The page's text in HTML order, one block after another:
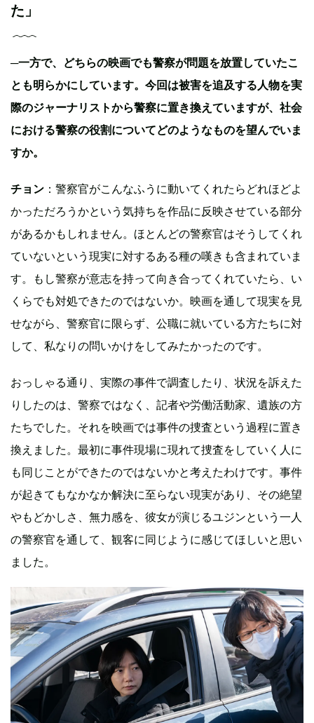
た」
─一方で、どちらの映画でも警察が問題を放置していたこ
とも明らかにしています。今回は被害を追及する人物を実
際のジャーナリストから警察に置き換えていますが、社会
における警察の役割についてどのようなものを望んでいま
すか。
チョン ：警察官がこんなふうに動いてくれたらどれほどよ
かっただろうかという気持ちを作品に反映させている部分
があるかもしれません。ほとんどの警察官はそうしてくれ
ていないという現実に対するある種の嘆きも含まれていま
す。もし警察が意志を持って向き合ってくれていたら、い
くらでも対処できたのではないか。映画を通して現実を見
せながら、警察官に限らず、公職に就いている方たちに対
して、私なりの問いかけをしてみたかったのです。
おっしゃる通り、実際の事件で調査したり、状況を訴えた
りしたのは、警察ではなく、記者や労働活動家、遺族の方
たちでした。それを映画では事件の捜査という過程に置き
換えました。最初に事件現場に現れて捜査をしていく人に
も同じことができたのではないかと考えたわけです。事件
が起きてもなかなか解決に至らない現実があり、その絶望
やもどかしさ、無力感を、彼女が演じるユジンという一人
の警察官を通して、観客に同じように感じてほしいと思い
ました。